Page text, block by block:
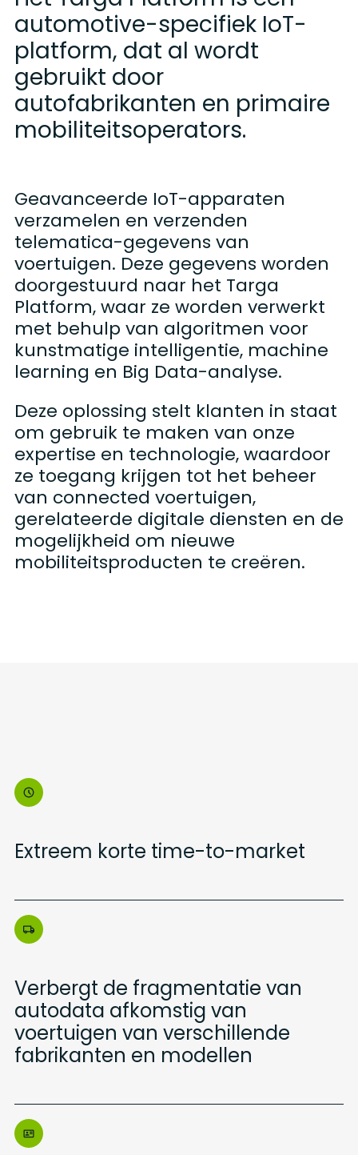
automotive-specifiek IoT-
platform, dat al wordt
gebruikt door
autofabrikanten en primaire
mobiliteitsoperators.
Geavanceerde IoT-apparaten
verzamelen en verzenden
telematica-gegevens van
voertuigen. Deze gegevens worden
doorgestuurd naar het Targa
Platform, waar ze worden verwerkt
met behulp van algoritmen voor
kunstmatige intelligentie, machine
learning en Big Data-analyse.
Deze oplossing stelt klanten in staat
om gebruik te maken van onze
expertise en technologie, waardoor
ze toegang krijgen tot het beheer
van connected voertuigen,
gerelateerde digitale diensten en de
mogelijkheid om nieuwe
mobiliteitsproducten te creëren.
Extreem korte time-to-market
Verbergt de fragmentatie van
autodata afkomstig van
voertuigen van verschillende
fabrikanten en modellen